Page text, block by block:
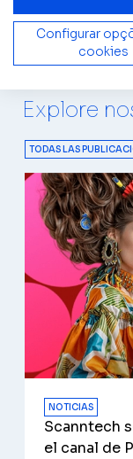
Explore
TODAS LAS
NOTICIAS
Scanntech
el canal de
Configurar
cookies